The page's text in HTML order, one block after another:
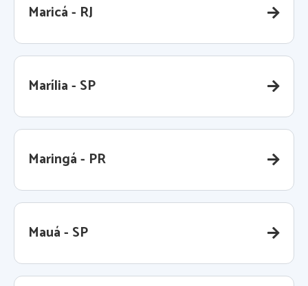
Maricá - RJ
Marília - SP
Maringá - PR
Mauá - SP